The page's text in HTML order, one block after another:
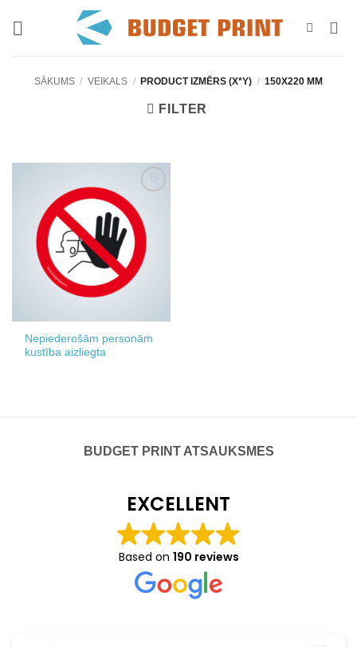
SĀKUMS / VEIKALS / PRODUCT IZMĒRS (X*Y) / 150X220 MM
FILTER
Add to
wishlist
Nepiederošām personām
kustība aizliegta
BUDGET PRINT ATSAUKSMES
EXCELLENT
Based on 190 reviews